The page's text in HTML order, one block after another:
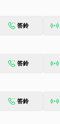
答鈴
答鈴
答鈴